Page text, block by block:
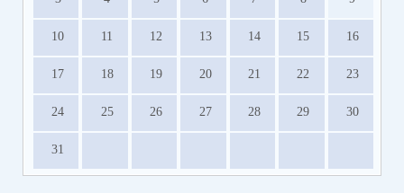
10 11 12 13 14 15 16
17 18 19 20 21 22 23
24 25 26 27 28 29 30
31